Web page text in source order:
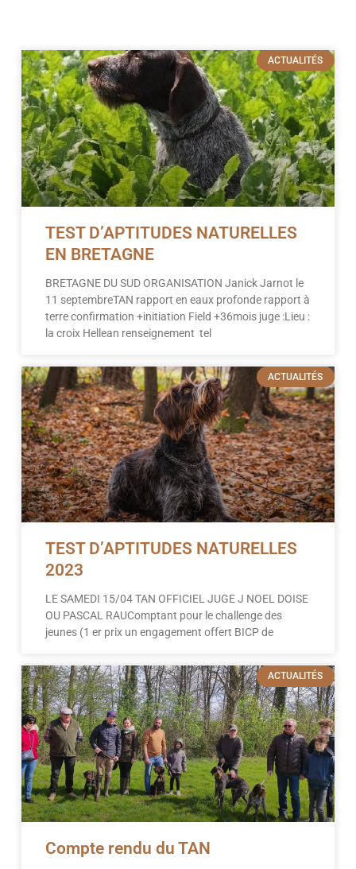
ACTUALITÉS
TEST D’APTITUDES NATURELLES
EN BRETAGNE
BRETAGNE DU SUD ORGANISATION Janick Jarnot le
11 septembreTAN rapport en eaux profonde rapport à
terre confirmation +initiation Field +36mois juge :Lieu :
la croix Hellean renseignement tel
ACTUALITÉS
TEST D’APTITUDES NATURELLES
2023
LE SAMEDI 15/04 TAN OFFICIEL JUGE J NOEL DOISE
OU PASCAL RAUComptant pour le challenge des
jeunes (1 er prix un engagement offert BICP de
ACTUALITÉS
Compte rendu du TAN
PagePagePage